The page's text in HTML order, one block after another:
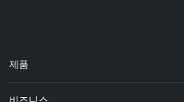
제품